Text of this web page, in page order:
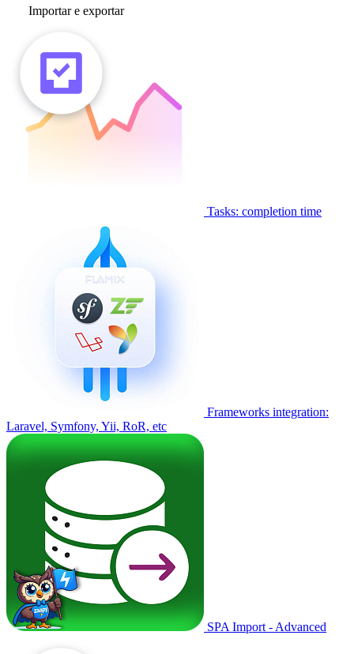
Importar e exportar
Tasks: completion time
Frameworks integration:
Laravel, Symfony, Yii, RoR, etc
SPA Import - Advanced